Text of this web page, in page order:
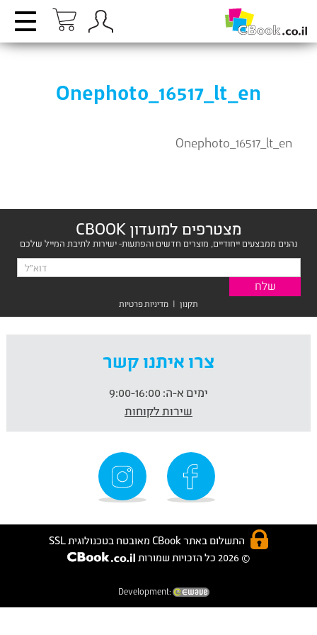
Onephoto_16517_lt_en
Onephoto_16517_lt_en
מצטרפים למועדון CBOOK
נהנים ממבצעים ייחודיים, מוצרים חדשים והפתעות- ישירות לתיבת המייל שלכם
תקנון | מדיניות פרטיות
צרו איתנו קשר
ימים א-ה:
שירות לקוחות
התשלום באתר CBook מאובטח בטכנולוגית SSL
© 2026 כל הזכויות שמורות
Development: